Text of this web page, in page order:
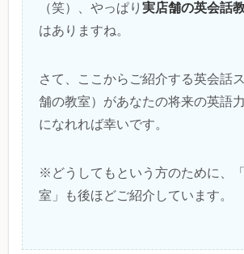
（笑）、やっぱり 実店舗の英会話
はありますね。
さて、ここからご紹介する英会話
舗の教室）があなたの将来の英語
になれれば幸いです。
※どうしてもという方のために、
室」も後ほどご紹介しています。